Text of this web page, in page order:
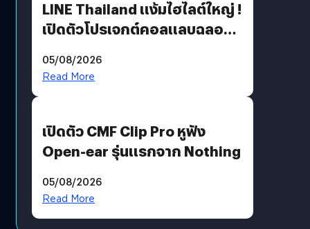
LINE Thailand แง้มไฮไลต์ใหญ่ !
เปิดตัวโปรเจกต์คอลแลบฉลอง
Moon x LINE FRIENDS
05/08/2026
Read More
เปิดตัว CMF Clip Pro หูฟัง
Open-ear รุ่นแรกจาก Nothing
05/08/2026
Read More